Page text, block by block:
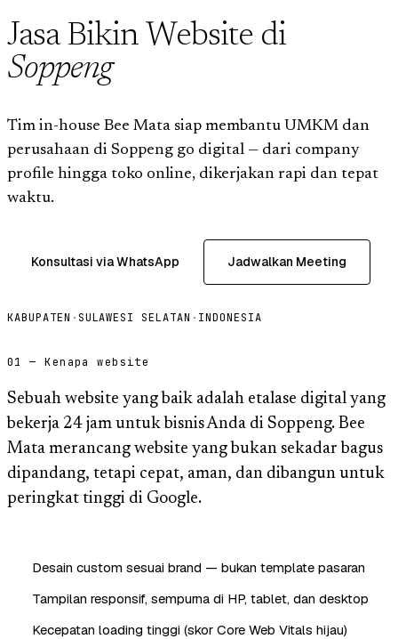
Jasa Bikin Website di
Soppeng
Tim in-house Bee Mata siap membantu UMKM dan
perusahaan di Soppeng go digital — dari company
profile hingga toko online, dikerjakan rapi dan tepat
waktu.
Konsultasi via WhatsApp Jadwalkan Meeting
KABUPATEN · SULAWESI SELATAN · INDONESIA
01 — Kenapa website
Sebuah website yang baik adalah etalase digital yang
bekerja 24 jam untuk bisnis Anda di Soppeng. Bee
Mata merancang website yang bukan sekadar bagus
dipandang, tetapi cepat, aman, dan dibangun untuk
peringkat tinggi di Google.
Desain custom sesuai brand — bukan template pasaran
Tampilan responsif, sempurna di HP, tablet, dan desktop
Kecepatan loading tinggi (skor Core Web Vitals hijau)